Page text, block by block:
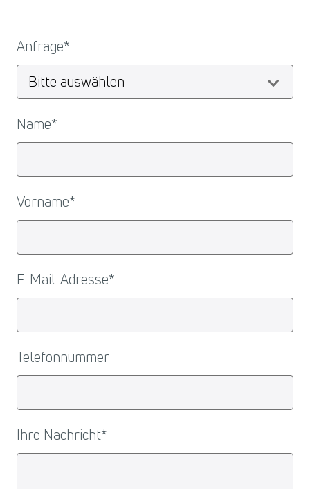
Anfrage*
Name*
Vorname*
E-Mail-Adresse*
Telefonnummer
Ihre Nachricht*